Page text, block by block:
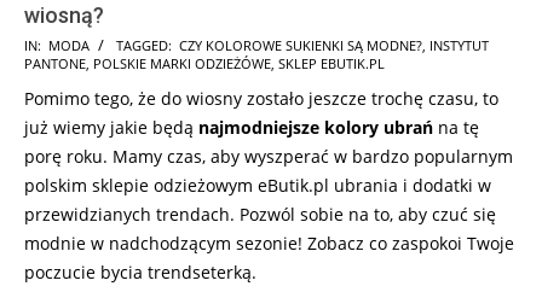
wiosną?
2026-
02-
23
IN: MODA TAGGED: CZY KOLOROWE SUKIENKI SĄ MODNE?, INSTYTUT
PANTONE, POLSKIE MARKI ODZIEŻÓWE, SKLEP EBUTIK.PL
Pomimo tego, że do wiosny zostało jeszcze trochę czasu, to
już wiemy jakie będą najmodniejsze kolory ubrań na tę
porę roku. Mamy czas, aby wyszperać w bardzo popularnym
polskim sklepie odzieżowym eButik.pl ubrania i dodatki w
przewidzianych trendach. Pozwól sobie na to, aby czuć się
modnie w nadchodzącym sezonie! Zobacz co zaspokoi Twoje
poczucie bycia trendseterką.